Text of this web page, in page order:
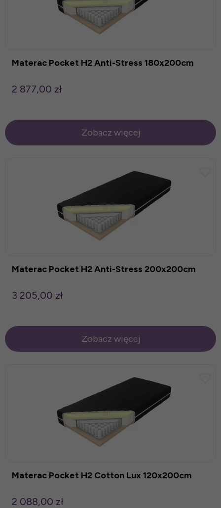
Materac Pocket H2 Anti-Stress 180x200cm
2 877,00 zł
Zobacz więcej
Materac Pocket H2 Anti-Stress 200x200cm
3 205,00 zł
Zobacz więcej
Materac Pocket H2 Cotton Lux 120x200cm
2 088,00 zł